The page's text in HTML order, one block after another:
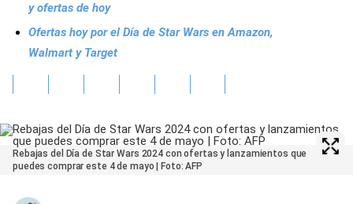
y ofertas de hoy
Ofertas hoy por el Día de Star Wars en Amazon,
Walmart y Target
Rebajas del Día de Star Wars 2024 con ofertas y lanzamientos que
puedes comprar este 4 de mayo | Foto: AFP